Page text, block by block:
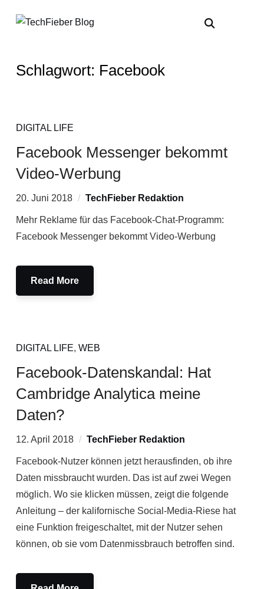
Schlagwort: Facebook
DIGITAL LIFE
Facebook Messenger bekommt
Video-Werbung
20. Juni 2018 TechFieber Redaktion
Mehr Reklame für das Facebook-Chat-Programm:
Facebook Messenger bekommt Video-Werbung
Read More
DIGITAL LIFE, WEB
Facebook-Datenskandal: Hat
Cambridge Analytica meine
Daten?
12. April 2018 TechFieber Redaktion
Facebook-Nutzer können jetzt herausfinden, ob ihre
Daten missbraucht wurden. Das ist auf zwei Wegen
möglich. Wo sie klicken müssen, zeigt die folgende
Anleitung – der kalifornische Social-Media-Riese hat
eine Funktion freigeschaltet, mit der Nutzer sehen
können, ob sie vom Datenmissbrauch betroffen sind.